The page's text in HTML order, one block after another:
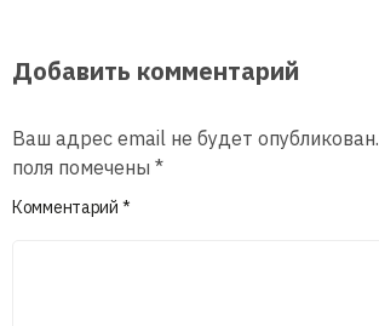
Добавить комментарий
Ваш адрес email не будет опубликован.
поля помечены *
Комментарий *